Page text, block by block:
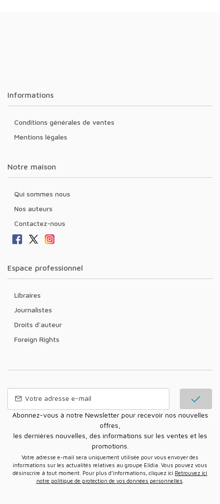
Informations
Conditions générales de ventes
Mentions légales
Notre maison
Qui sommes nous
Nos auteurs
Contactez-nous
Espace professionnel
Libraires
Journalistes
Droits d'auteur
Foreign Rights
Abonnez-vous à notre Newsletter pour recevoir nos nouvelles
offres,
les dernières nouvelles, des informations sur les ventes et les
promotions.
Votre adresse e-mail sera uniquement utilisée pour vous envoyer des
informations sur les actualités relatives au groupe Elidia. Vous pouvez vous
désinscrire à tout moment. Pour plus d’informations, cliquez ici Retrouvez ici
notre politique de protection de vos données personnelles